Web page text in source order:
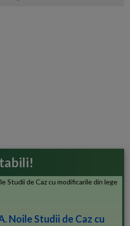
Noile Studii de Caz cu